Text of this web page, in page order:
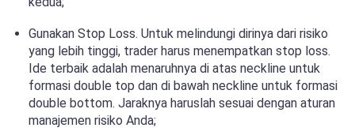
Gunakan Stop Loss. Untuk melindungi dirinya dari risiko
yang lebih tinggi, trader harus menempatkan stop loss.
Ide terbaik adalah menaruhnya di atas neckline untuk
formasi double top dan di bawah neckline untuk formasi
double bottom. Jaraknya haruslah sesuai dengan aturan
manajemen risiko Anda;